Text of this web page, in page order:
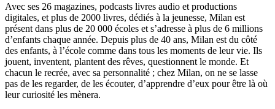
Avec ses 26 magazines, podcasts livres audio et productions
digitales, et plus de 2000 livres, dédiés à la jeunesse, Milan est
présent dans plus de 20 000 écoles et s’adresse à plus de 6 millions
d’enfants chaque année. Depuis plus de 40 ans, Milan est du côté
des enfants, à l’école comme dans tous les moments de leur vie. Ils
jouent, inventent, plantent des rêves, questionnent le monde. Et
chacun le recrée, avec sa personnalité ; chez Milan, on ne se lasse
pas de les regarder, de les écouter, d’apprendre d’eux pour être là où
leur curiosité les mènera.